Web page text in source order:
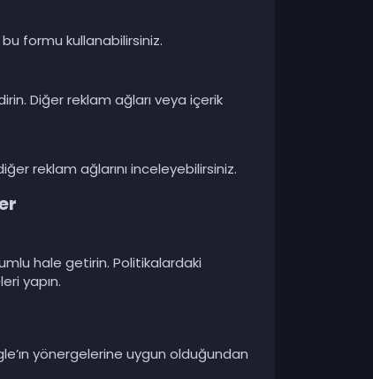
formu kullanabilirsiniz.
Diğer reklam ağları veya içerik
reklam ağlarını inceleyebilirsiniz.
hale getirin. Politikalardaki
yapın.
yönergelerine uygun olduğundan